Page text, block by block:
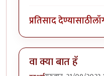
प्रतिसाद देण्यासाठी
वा क्या बात हॅ